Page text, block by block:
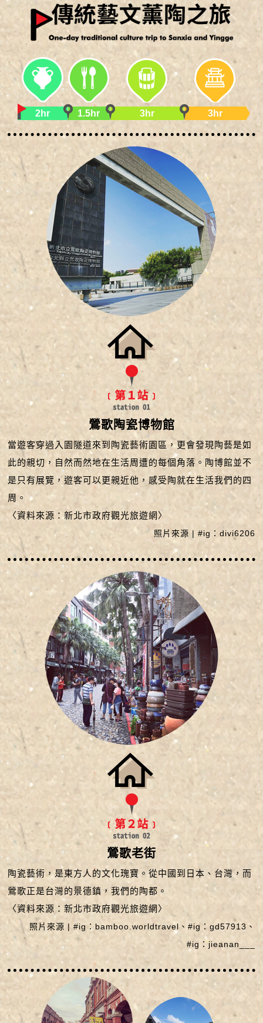
2hr 1.5hr 3hr 3hr
鶯歌陶瓷博物館
當遊客穿過入園隧道來到陶瓷藝術園區，更會發現陶藝是如
此的親切，自然而然地在生活周遭的每個角落。陶博館並不
是只有展覽，遊客可以更親近他，感受陶就在生活我們的四
周。
〈資料來源：新北市政府觀光旅遊網〉
照片來源 | #ig：divi6206
鶯歌老街
陶瓷藝術，是東方人的文化瑰寶。從中國到日本、台灣，而
鶯歌正是台灣的景德鎮，我們的陶都。
〈資料來源：新北市政府觀光旅遊網〉
照片來源 | #ig：bamboo.worldtravel、#ig：gd57913、
#ig：jieanan___